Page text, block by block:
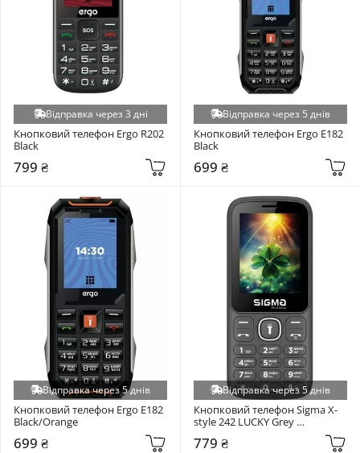
Відправка через 3 дні
Кнопковий телефон Ergo R202
Black
799 ₴
Відправка через 5 днів
Кнопковий телефон Ergo E182
Black
699 ₴
Відправка через 5 днів
Кнопковий телефон Ergo E182
Black/Orange
699 ₴
Відправка через 5 днів
Кнопковий телефон Sigma X-
style 242 LUCKY Grey
779 ₴